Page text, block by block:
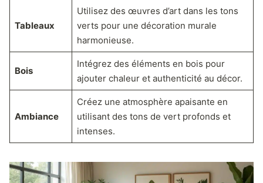
Tableaux
Utilisez des œuvres d’art dans les tons
verts pour une décoration murale
harmonieuse.
Bois
Intégrez des éléments en bois pour
ajouter chaleur et authenticité au décor.
Ambiance
Créez une atmosphère apaisante en
utilisant des tons de vert profonds et
intenses.